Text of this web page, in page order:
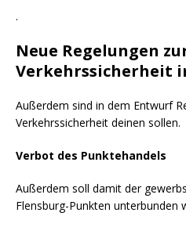
.
Neue Regelungen
Verkehrssicherheit
Außerdem sind in dem Entwurf
Verkehrssicherheit deinen sollen.
Verbot des Punktehandels
Außerdem soll damit der
Flensburg-Punkten unterbunden